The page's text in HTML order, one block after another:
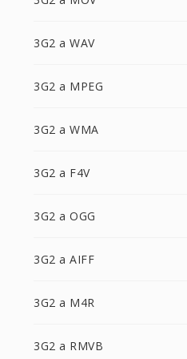
3G2 a WAV
3G2 a MPEG
3G2 a WMA
3G2 a F4V
3G2 a OGG
3G2 a AIFF
3G2 a M4R
3G2 a RMVB